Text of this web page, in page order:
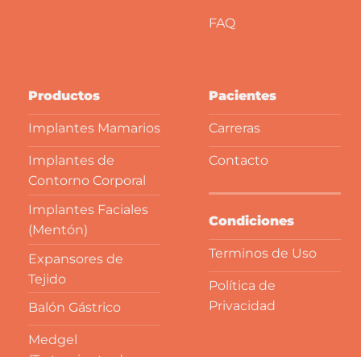
FAQ
Productos
Implantes Mamarios
Implantes de
Contorno Corporal
Implantes Faciales
(Mentón)
Expansores de
Tejido
Balón Gástrico
Medgel
Pacientes
Carreras
Contacto
Condiciones
Terminos de Uso
Política de
Privacidad